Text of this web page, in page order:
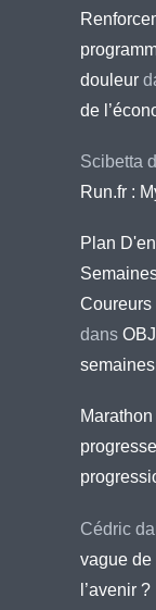
douleur
de
Scibetta
Run.fr :
Plan
Coureurs
dans
semaines
Cédric
vague de
l’avenir ?